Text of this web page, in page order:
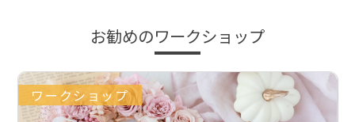
お勧めのワークショップ
ワークショップ